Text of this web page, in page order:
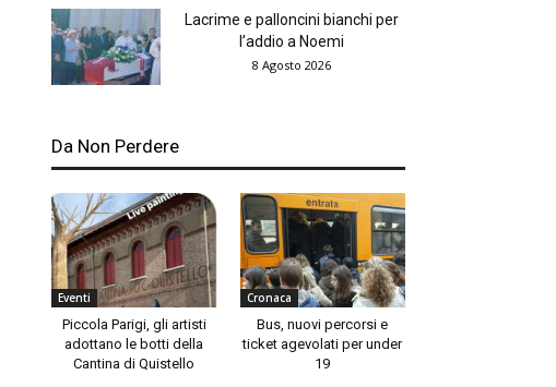
Lacrime e palloncini bianchi per
l’addio a Noemi
8 Agosto 2026
Da Non Perdere
Eventi
Piccola Parigi, gli artisti
adottano le botti della
Cantina di Quistello
Cronaca
Bus, nuovi percorsi e
ticket agevolati per under
19